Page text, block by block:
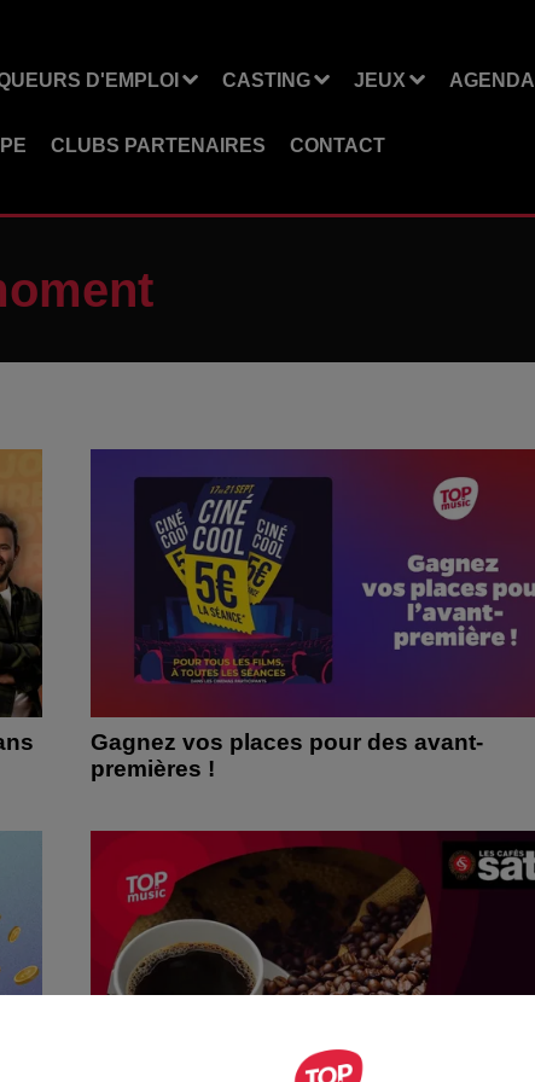
D'EMPLOI CASTING JEUX AGENDA
CLUBS PARTENAIRES CONTACT
Gagnez vos places pour des avant-
premières !